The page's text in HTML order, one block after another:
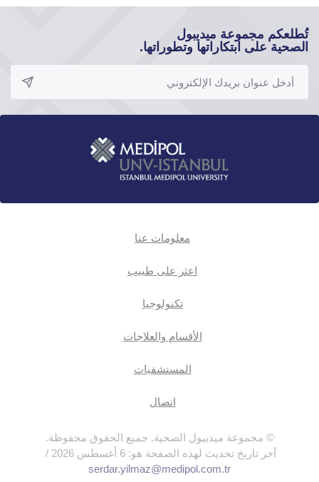
تُطلعكم مجموعة ميديبول
الصحية على ابتكاراتها وتطوراتها.
معلومات عنا
اعثر على طبيب
تكنولوجيا
الأقسام والعلاجات
المستشفيات
اتصال
© مجموعة ميديبول الصحية. جميع الحقوق محفوظة.
آخر تاريخ تحديث لهذه الصفحة هو: 6 أغسطس 2026 /
serdar.yilmaz@medipol.com.tr